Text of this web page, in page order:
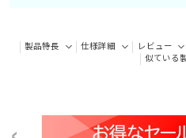
製品特長 仕様詳細 レビュー
似ている